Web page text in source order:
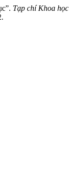
Tạp chí Khoa